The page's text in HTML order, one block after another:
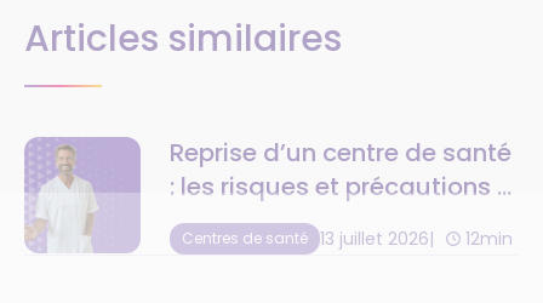
Articles similaires
Reprise d’un centre de santé
: les risques et précautions à
anticiper
Centres de santé 13 juillet 2026 12min